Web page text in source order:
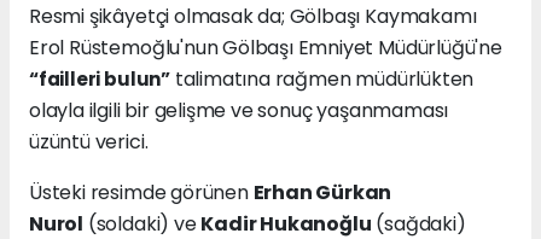
Resmi şikâyetçi olmasak da; Gölbaşı Kaymakamı
Erol Rüstemoğlu'nun Gölbaşı Emniyet Müdürlüğü'ne
“failleri bulun”talimatına rağmen müdürlükten
olayla ilgili bir gelişme ve sonuç yaşanmaması
üzüntü verici.
Üsteki resimde görünen Erhan Gürkan
Nurol (soldaki) veKadir Hukanoğlu (sağdaki)